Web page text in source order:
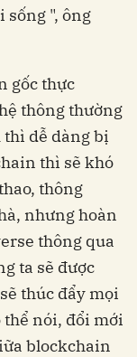
sống ", ông
gốc thực
thông thường
dễ dàng bị
thì sẽ khó
thông
nhưng hoàn
thông qua
ta sẽ được
thúc đẩy mọi
thể nói, đổi mới
blockchain